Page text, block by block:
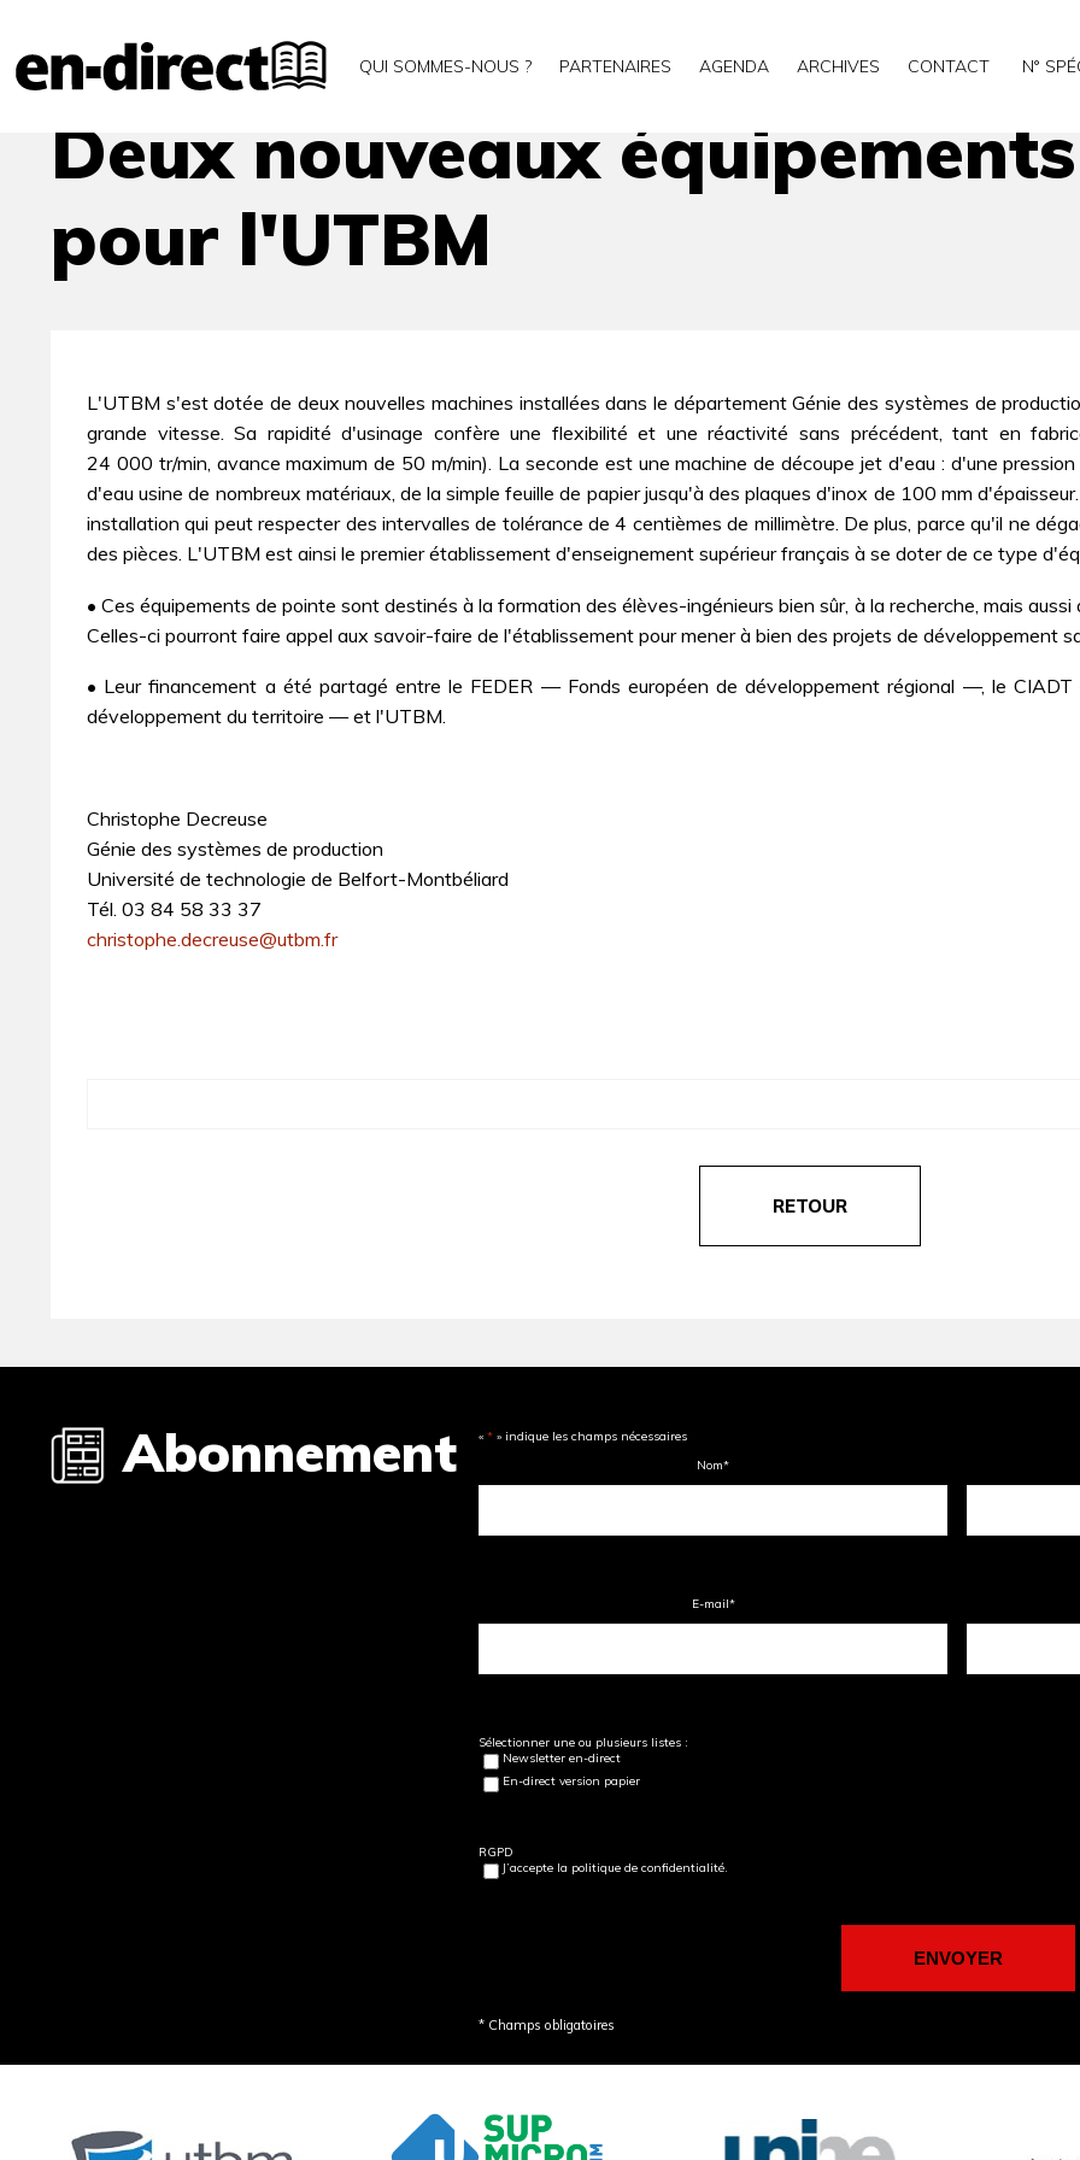
QUI SOMMES-NOUS ? PARTENAIRES AGENDA ARCHIVES CONTACT N°
Archives Deux nouveaux équipements de pointe pour l'UTBM
Deux nouveaux
pour l'UTBM
L'UTBM s'est dotée de deux nouvelles machines installées dans le département Génie des systèmes de
grande vitesse. Sa rapidité d'usinage confère une flexibilité et une réactivité sans précédent, tant en
24 000 tr/min, avance maximum de 50 m/min). La seconde est une machine de découpe jet d'eau : d'une
d'eau usine de nombreux matériaux, de la simple feuille de papier jusqu'à des plaques d'inox de 100 mm
installation qui peut respecter des intervalles de tolérance de 4 centièmes de millimètre. De plus, parce qu'il ne
des pièces. L'UTBM est ainsi le premier établissement d'enseignement supérieur français à se doter de ce type
• Ces équipements de pointe sont destinés à la formation des élèves-ingénieurs bien sûr, à la recherche, mais
Celles-ci pourront faire appel aux savoir-faire de l'établissement pour mener à bien des projets de développement
• Leur financement a été partagé entre le FEDER — Fonds européen de développement régional —, le
développement du territoire — et l'UTBM.
Christophe Decreuse
Génie des systèmes de production
Université de technologie de Belfort-Montbéliard
Tél. 03 84 58 33 37
christophe.decreuse@utbm.fr
RETOUR
Abonnement « * » indique les champs nécessaires
Nom*
E-mail*
Sélectionner une ou plusieurs listes :
Newsletter en-direct
En-direct version papier
RGPD
J’accepte la politique de confidentialité.
* Champs obligatoires